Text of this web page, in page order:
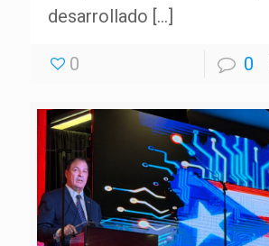
desarrollado […]
0 0